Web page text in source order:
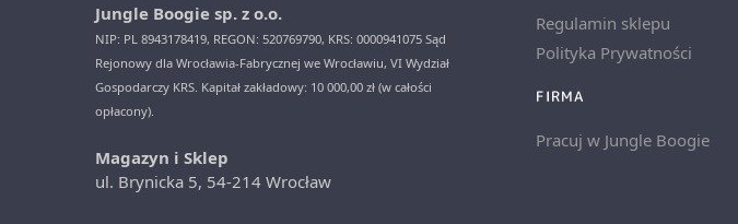
Jungle Boogie sp. z o.o.
NIP: PL 8943178419, REGON: 520769790, KRS: 0000941075 Sąd
Rejonowy dla Wrocławia-Fabrycznej we Wrocławiu, VI Wydział
Gospodarczy KRS. Kapitał zakładowy: 10 000,00 zł (w całości
opłacony).
Magazyn i Sklep
ul. Brynicka 5, 54-214 Wrocław
Regulamin sklepu
Polityka Prywatności
FIRMA
Pracuj w Jungle Boogie